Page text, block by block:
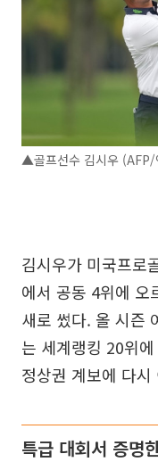
▲골프선수 김시우 (AFP/
김시우가 미국프로
에서 공동 4위에 오
새로 썼다. 올 시즌
는 세계랭킹 20위
정상권 계보에 다
특급 대회서 증명